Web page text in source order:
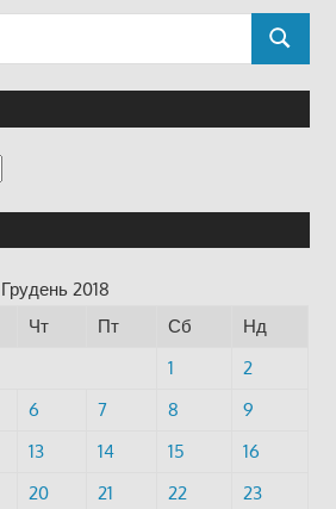
Грудень 2018
Чт Пт Сб
Нд
1
2
6 7 8
9
13 14 15
16
20 21 22
23